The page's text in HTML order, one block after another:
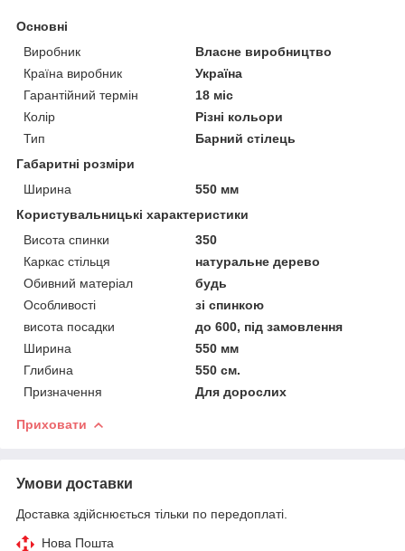
Основні
Виробник
Власне виробництво
Країна виробник
Україна
Гарантійний термін
18 міс
Колір
Різні кольори
Тип
Барний стілець
Габаритні розміри
Ширина
550 мм
Користувальницькі характеристики
Висота спинки
350
Каркас стільця
натуральне дерево
Обивний матеріал
будь
Особливості
зі спинкою
висота посадки
до 600, під замовлення
Ширина
550 мм
Глибина
550 см.
Призначення
Для дорослих
Приховати
Умови доставки
Доставка здійснюється тільки по передоплаті.
Нова Пошта